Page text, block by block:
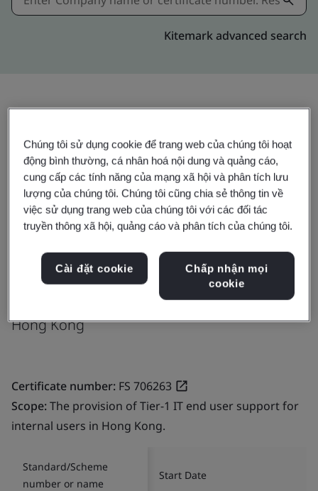
Kitemark advanced search
Haitong International Information
Systems Limited – Global
Technology & Operations Department
15/F One Island South
2 Heung Yip Road
Hong Kong
Certificate number: FS 706263
Scope:The provision of Tier-1 IT end user support for
internal users in Hong Kong.
Standard/Scheme
number or name
Start Date
Chúng tôi sử dụng cookie để trang web của chúng tôi hoạt
động bình thường, cá nhân hoá nội dung và quảng cáo,
cung cấp các tính năng của mạng xã hội và phân tích lưu
lượng của chúng tôi. Chúng tôi cũng chia sẻ thông tin về
việc sử dụng trang web của chúng tôi với các đối tác
truyền thông xã hội, quảng cáo và phân tích của chúng tôi.
Cài đặt cookie
Chấp nhận mọi
cookie